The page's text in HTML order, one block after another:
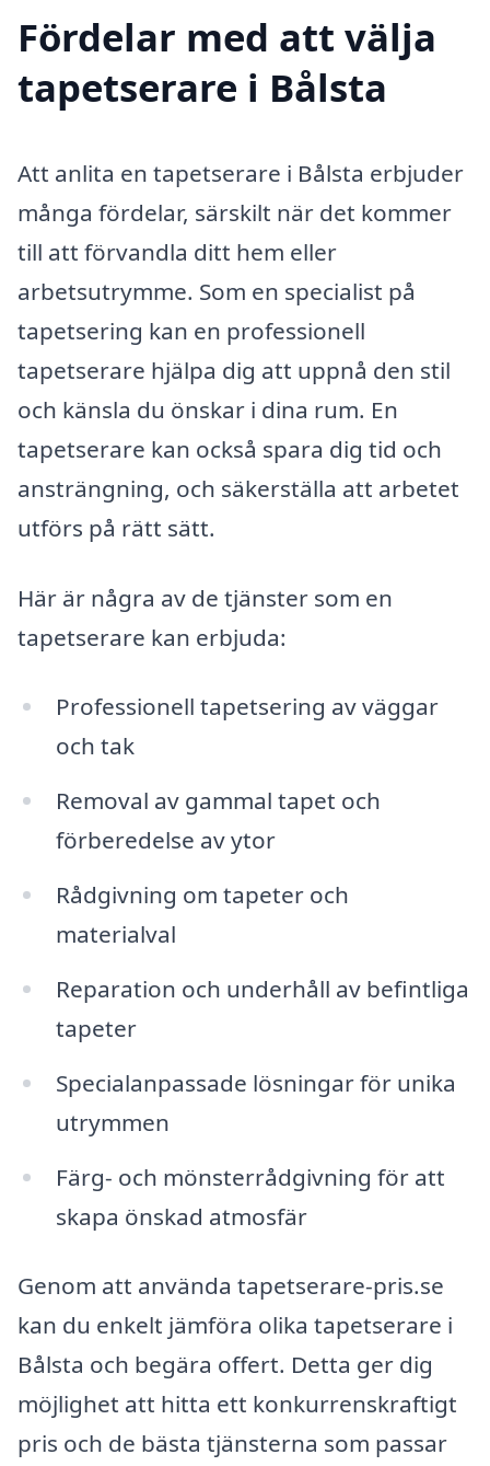
Fördelar med att välja
tapetserare i Bålsta
Att anlita en tapetserare i Bålsta erbjuder
många fördelar, särskilt när det kommer
till att förvandla ditt hem eller
arbetsutrymme. Som en specialist på
tapetsering kan en professionell
tapetserare hjälpa dig att uppnå den stil
och känsla du önskar i dina rum. En
tapetserare kan också spara dig tid och
ansträngning, och säkerställa att arbetet
utförs på rätt sätt.
Här är några av de tjänster som en
tapetserare kan erbjuda:
Professionell tapetsering av väggar
och tak
Removal av gammal tapet och
förberedelse av ytor
Rådgivning om tapeter och
materialval
Reparation och underhåll av befintliga
tapeter
Specialanpassade lösningar för unika
utrymmen
Färg- och mönsterrådgivning för att
skapa önskad atmosfär
Genom att använda tapetserare-pris.se
kan du enkelt jämföra olika tapetserare i
Bålsta och begära offert. Detta ger dig
möjlighet att hitta ett konkurrenskraftigt
pris och de bästa tjänsterna som passar